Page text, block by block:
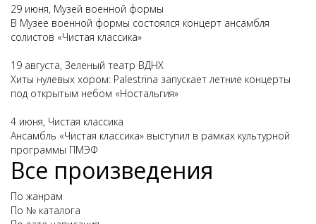
29 июня, Музей военной формы
В Музее военной формы состоялся концерт ансамбля
солистов «Чистая классика»
19 августа, Зеленый театр ВДНХ
Хиты нулевых хором: Palestrina запускает летние концерты
под открытым небом «Ностальгия»
4 июня, Чистая классика
Ансамбль «Чистая классика» выступил в рамках культурной
программы ПМЭФ
Все произведения
По жанрам
По № каталога